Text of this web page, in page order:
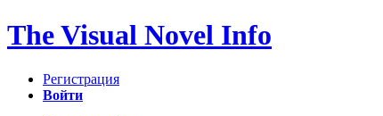
The Visual Novel Info
Регистрация
Войти